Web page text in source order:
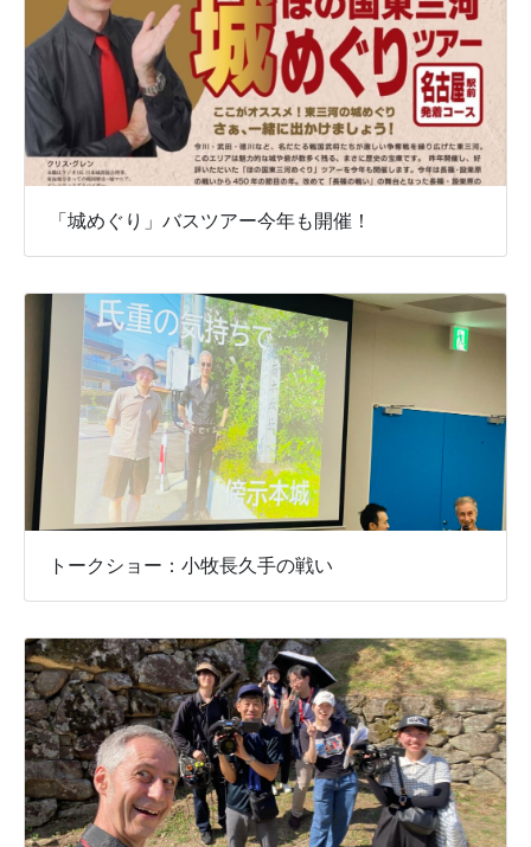
「城めぐり」バスツアー今年も開催！
トークショー：小牧長久手の戦い